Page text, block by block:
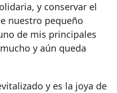
y conservar el
nuestro pequeño
de mis principales
y aún queda
y es la joya de